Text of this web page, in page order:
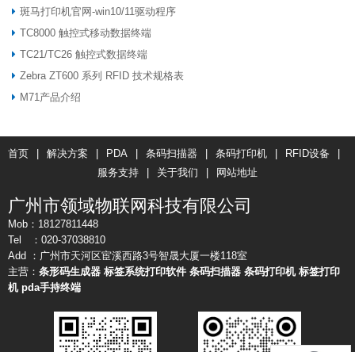
斑马打印机官网-win10/11驱动程序
TC8000 触控式移动数据终端
TC21/TC26 触控式数据终端
Zebra ZT600 系列 RFID 技术规格表
M71产品介绍
首页 解决方案 PDA 条码扫描器 条码打印机 RFID设备
服务支持
关于我们 网站地址
广州市领域物联网科技有限公司
Mob：18127811448
Tel ：020-37038810
Add ：广州市天河区宦溪西路3号智晟大厦一楼118室
主营： 条形码生成器 标签系统打印软件 条码扫描器 条码打印机 标签打印
机 pda手持终端